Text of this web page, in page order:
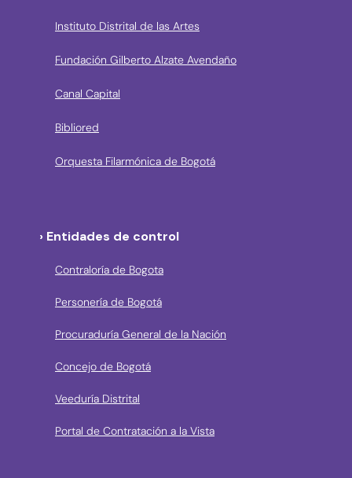
Instituto Distrital de las Artes
Fundación Gilberto Alzate Avendaño
Canal Capital
Bibliored
Orquesta Filarmónica de Bogotá
› Entidades de control
Contraloría de Bogota
Personería de Bogotá
Procuraduría General de la Nación
Concejo de Bogotá
Veeduría Distrital
Portal de Contratación a la Vista